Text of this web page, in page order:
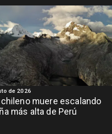
muere escalando
más alta de Perú
de 2026